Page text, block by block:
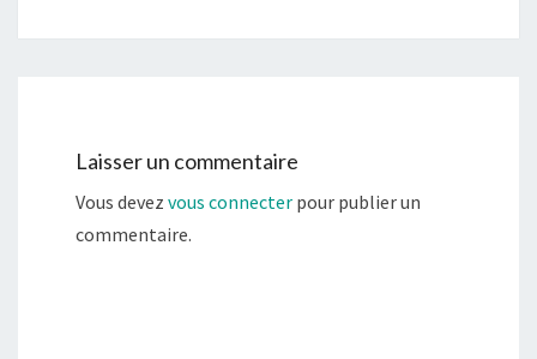
Laisser un commentaire
Vous devez vous connecter pour publier un
commentaire.